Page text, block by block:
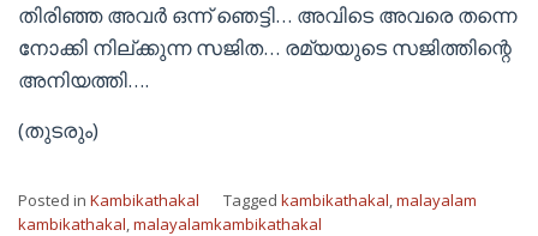
തിരിഞ്ഞ അവർ ഒന്ന് ഞെട്ടി… അവിടെ അവരെ തന്നെ
നോക്കി നില്ക്കുന്ന സജിത… രമ്യയുടെ സജിത്തിന്റെ
അനിയത്തി….
(തുടരും)
Posted in Kambikathakal Tagged kambikathakal,malayalam
kambikathakal,malayalamkambikathakal